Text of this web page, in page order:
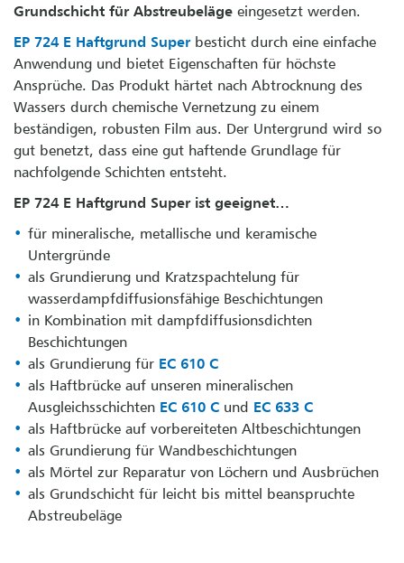
Grundschicht für Abstreubeläge eingesetzt werden.
EP 724 E Haftgrund Super besticht durch eine einfache
Anwendung und bietet Eigenschaften für höchste
Ansprüche. Das Produkt härtet nach Abtrocknung des
Wassers durch chemische Vernetzung zu einem
beständigen, robusten Film aus. Der Untergrund wird so
gut benetzt, dass eine gut haftende Grundlage für
nachfolgende Schichten entsteht.
EP 724 E Haftgrund Super ist geeignet…
für mineralische, metallische und keramische
Untergründe
als Grundierung und Kratzspachtelung für
wasserdampfdiffusionsfähige Beschichtungen
in Kombination mit dampfdiffusionsdichten
Beschichtungen
als Grundierung für EC 610 C
als Haftbrücke auf unseren mineralischen
Ausgleichsschichten EC 610 C und EC 633 C
als Haftbrücke auf vorbereiteten Altbeschichtungen
als Grundierung für Wandbeschichtungen
als Mörtel zur Reparatur von Löchern und Ausbrüchen
als Grundschicht für leicht bis mittel beanspruchte
Abstreubeläge